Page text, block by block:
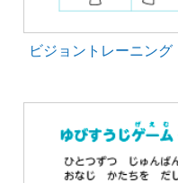
ビジョントレーニング